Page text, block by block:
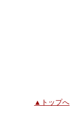
▲トップへ